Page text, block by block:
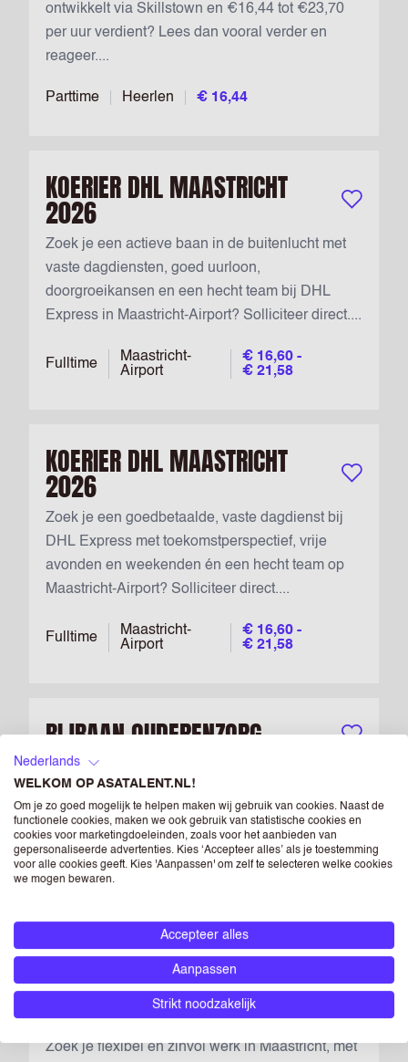
Parttime Heerlen € 16,44
ontwikkelt via Skillstown en €16,44 tot €23,70
per uur verdient? Lees dan vooral verder en
reageer....
KOERIER DHL MAASTRICHT
2026 Bewaar
Fulltime
Maastricht-
Airport
€ 16,60 -
€ 21,58
Zoek je een actieve baan in de buitenlucht met
vaste dagdiensten, goed uurloon,
doorgroeikansen en een hecht team bij DHL
Express in Maastricht-Airport? Solliciteer direct....
KOERIER DHL MAASTRICHT
2026 Bewaar
Fulltime
Maastricht-
Airport
€ 16,60 -
€ 21,58
Zoek je een goedbetaalde, vaste dagdienst bij
DHL Express met toekomstperspectief, vrije
avonden en weekenden én een hecht team op
Maastricht-Airport? Solliciteer direct....
BIJBAAN OUDERENZORG
Parttime Heerlen € 15,90 - € 21
Zoek je een flexibele bijbaan in Heerlen met een
uurloon tussen €15,90 en €21, volgens cao
VVT? In onze warme, kleinschalige zorgteams
combineer je studie of gezin met betekenisvol
werk en veel ruimte om te leren en mee te
denken. Bouw aan je toekomst in de zorg, terwijl
ZORGKUNDIGE
Zoek je flexibel en zinvol werk in Maastricht, met
Nederlands
WELKOM OP ASATALENT.NL!
Om je zo goed mogelijk te helpen maken wij gebruik van cookies. Naast de
functionele cookies, maken we ook gebruik van statistische cookies en
cookies voor marketingdoeleinden, zoals voor het aanbieden van
gepersonaliseerde advertenties. Kies ‘Accepteer alles’ als je toestemming
voor alle cookies geeft. Kies 'Aanpassen' om zelf te selecteren welke cookies
we mogen bewaren.
Accepteer alles
Aanpassen
Strikt noodzakelijk